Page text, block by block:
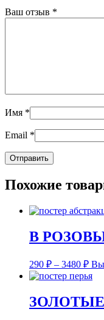
Ваш отзыв *
Имя *
Email *
Похожие
В
290 ₽ – 3480 ₽